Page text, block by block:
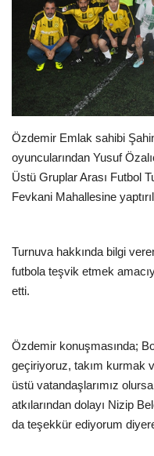
Spor
EĞİTİM
Resmiilan
Özdemir Emlak sahibi
oyuncularından Yusuf
Üstü Gruplar Arası Futbol
Fevkani Mahallesine
Turnuva hakkında bilgi
futbola teşvik etmek
etti.
Özdemir konuşmasında;
geçiriyoruz, takım kurmak
üstü vatandaşlarımız
atkılarından dolayı Nizip
da teşekkür ediyorum